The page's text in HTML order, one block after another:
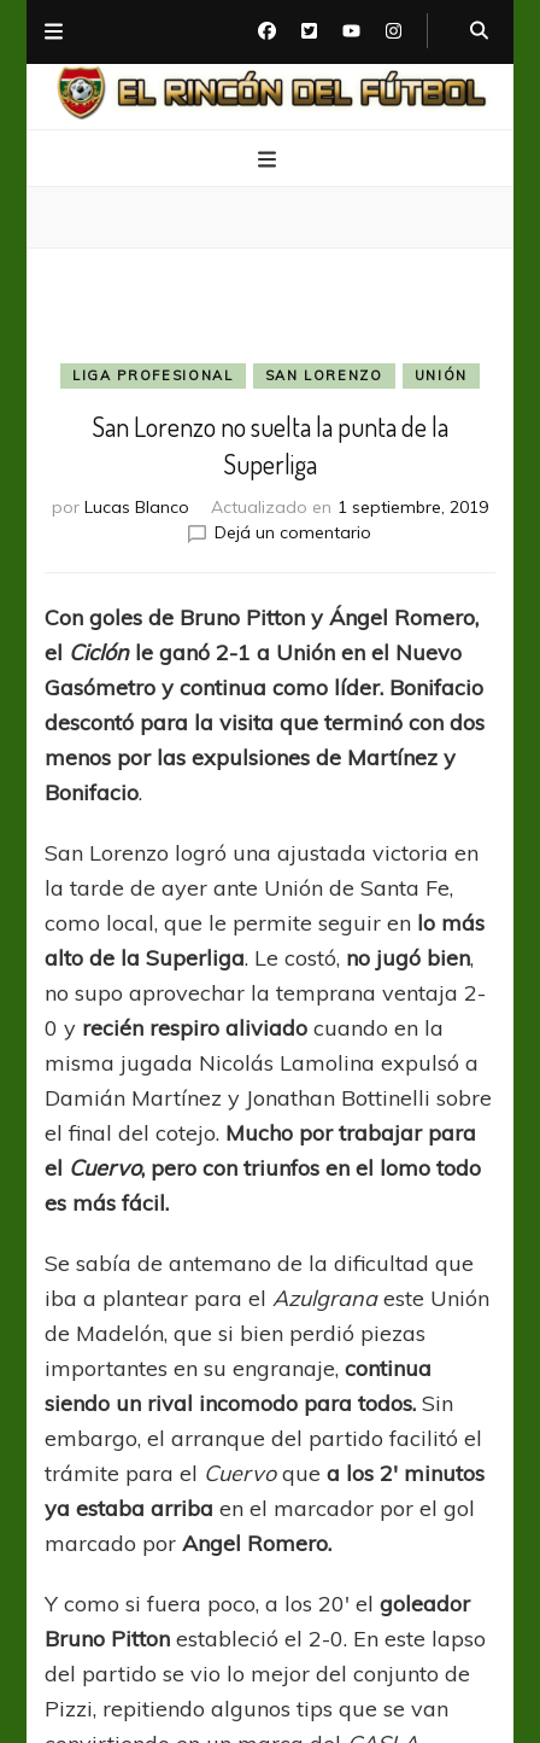
LIGA PROFESIONAL SAN LORENZO UNIÓN
San Lorenzo no suelta la punta de la
Superliga
por Lucas Blanco Actualizado en 1 septiembre, 2019
Dejá un comentarioen
no
suelta
la
punta
la
Superliga
Con goles de Bruno Pitton y Ángel Romero,
el Ciclónle ganó 2-1 a Unión en el Nuevo
Gasómetro y continua como líder. Bonifacio
descontó para la visita que terminó con dos
menos por las expulsiones de Martínez y
Bonifacio.
San Lorenzo logró una ajustada victoria en
la tarde de ayer ante Unión de Santa Fe,
como local, que le permite seguir en lo más
alto de la Superliga. Le costó, no jugó bien,
no supo aprovechar la temprana ventaja 2-
0 y recién respiro aliviado cuando en la
misma jugada Nicolás Lamolina expulsó a
Damián Martínez y Jonathan Bottinelli sobre
el final del cotejo. Mucho por trabajar para
el Cuervo, pero con triunfos en el lomo todo
es más fácil.
Se sabía de antemano de la dificultad que
iba a plantear para elAzulgranaeste Unión
de Madelón, que si bien perdió piezas
importantes en su engranaje,continua
siendo un rival incomodo para todos. Sin
embargo, el arranque del partido facilitó el
trámite para el Cuervoquea los 2′ minutos
ya estaba arribaen el marcador por el gol
marcado porAngel Romero.
Y como si fuera poco, a los 20′ elgoleador
Bruno Pitton estableció el 2-0. En este lapso
del partido se vio lo mejor del conjunto de
Pizzi, repitiendo algunos tips que se van